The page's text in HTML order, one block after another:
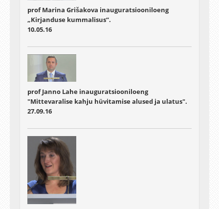
prof Marina Grišakova inauguratsiooniloeng
„Kirjanduse kummalisus“.
10.05.16
prof Janno Lahe inauguratsiooniloeng
"Mittevaralise kahju hüvitamise alused ja ulatus".
27.09.16